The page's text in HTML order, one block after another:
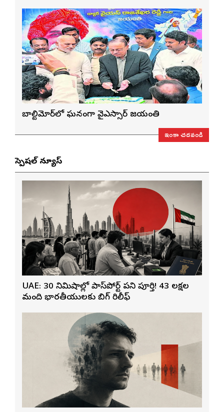
బాల్టిమోర్‌లో ఘనంగా వైఎస్సార్‌ జయంతి
ఇంకా చదవండి
స్పెషల్ న్యూస్
UAE: 30 నిమిషాల్లో పాస్‌పోర్ట్ పని పూర్తి! 43 లక్షల
మంది భారతీయులకు బిగ్ రిలీఫ్